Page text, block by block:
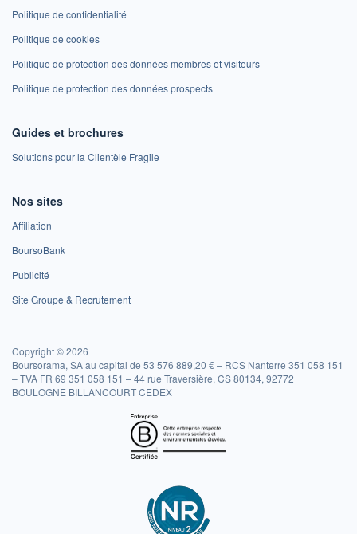
Politique de confidentialité
Politique de cookies
Politique de protection des données membres et visiteurs
Politique de protection des données prospects
Guides et brochures
Solutions pour la Clientèle Fragile
Nos sites
Affiliation
BoursoBank
Publicité
Site Groupe & Recrutement
Copyright © 2026
Boursorama, SA au capital de 53 576 889,20 € – RCS Nanterre 351 058 151
– TVA FR 69 351 058 151 – 44 rue Traversière, CS 80134, 92772
BOULOGNE BILLANCOURT CEDEX